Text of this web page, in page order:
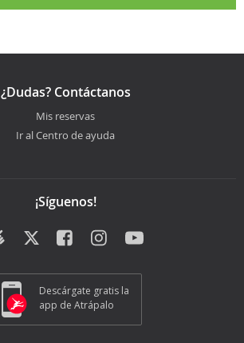
¿Dudas? Contáctanos
Mis reservas
Ir al Centro de ayuda
¡Síguenos!
Descárgate gratis la
app de Atrápalo